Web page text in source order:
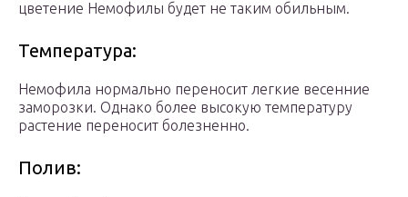
цветение Немофилы будет не таким обильным.
Температура:
Немофила нормально переносит легкие весенние
заморозки. Однако более высокую температуру
растение переносит болезненно.
Полив: